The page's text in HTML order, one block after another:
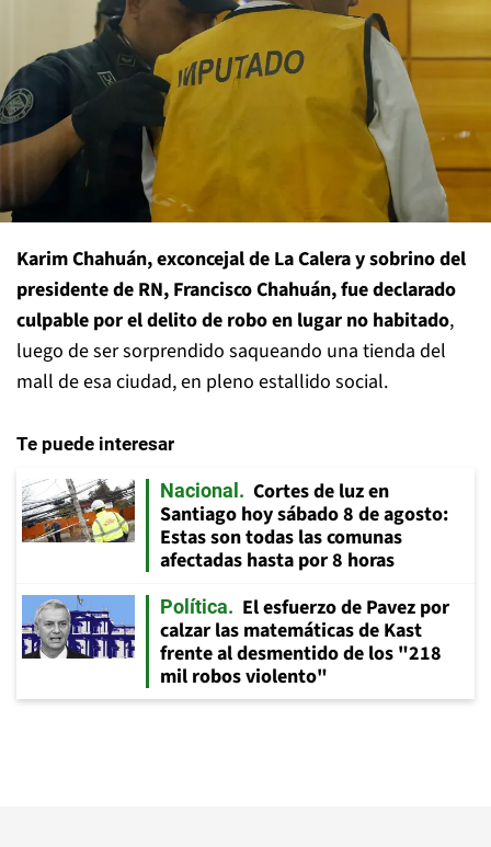
Karim Chahuán, exconcejal de La Calera y sobrino del
presidente de RN, Francisco Chahuán, fue declarado
culpable por el delito de robo en lugar no habitado,
luego de ser sorprendido saqueando una tienda del
mall de esa ciudad, en pleno estallido social.
Te puede interesar
Nacional
Cortes de luz en
Santiago hoy sábado 8 de agosto:
Estas son todas las comunas
afectadas hasta por 8 horas
Política
El esfuerzo de Pavez por
calzar las matemáticas de Kast
frente al desmentido de los "218
mil robos violento"